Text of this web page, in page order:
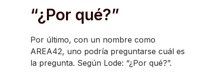
“¿Por qué?”
Por último, con un nombre como
AREA42, uno podría preguntarse cuál es
la pregunta. Según Lode: “¿Por qué?”.